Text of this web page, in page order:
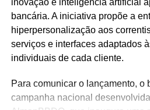
TÓPICOS RELACIONADOS:
Ford redefine o “impossível”
lançamento da Nova Ranger
Túnel gigante de Treloso é
Recife
bancária. A iniciativa propõe a
hiperpersonalização aos
serviços e interfaces adaptados
individuais de cada cliente.
Para comunicar o lançamento, o
campanha nacional